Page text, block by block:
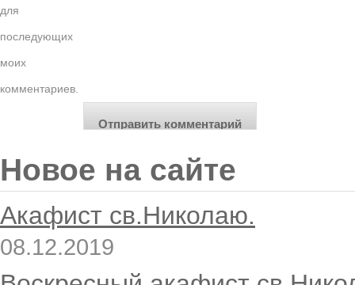
для
последующих
моих
комментариев.
Новое на сайте
Акафист св.Николаю.
08.12.2019